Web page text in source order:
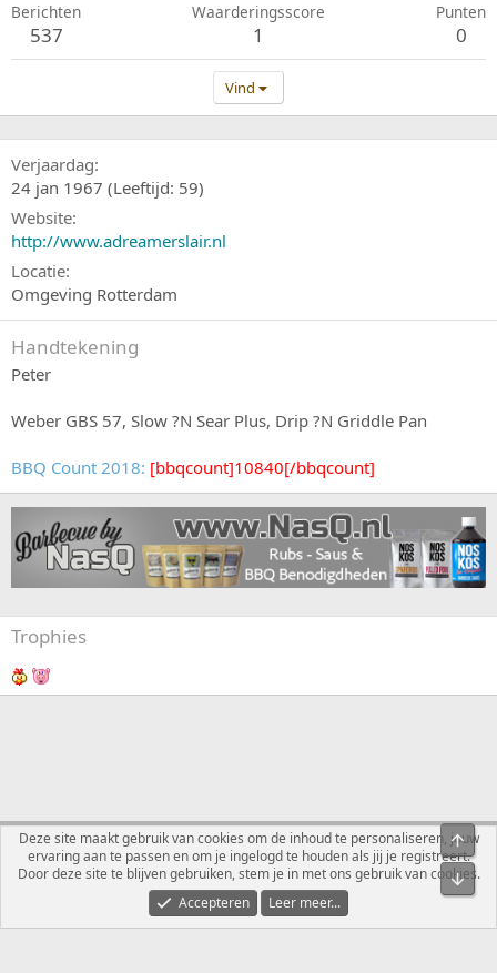
Berichten
537
Waarderingsscore
1
Punten
0
Vind
Verjaardag
24 jan 1967 (Leeftijd: 59)
Website
http://www.adreamerslair.nl
Locatie
Omgeving Rotterdam
Handtekening
Peter
Weber GBS 57, Slow ?N Sear Plus, Drip ?N Griddle Pan
BBQ Count 2018: [bbqcount]10840[/bbqcount]
Trophies
Nederlands
Contact
Voorwaarden en regels Privacybeleid Help
R
S
Community platform by XenForo ® © 2010-2026 XenForo Ltd.
Deze site maakt gebruik van cookies om de inhoud te personaliseren, jouw
ervaring aan te passen en om je ingelogd te houden als jij je registreert.
Door deze site te blijven gebruiken, stem je in met ons gebruik van cookies.
Accepteren
Leer meer...